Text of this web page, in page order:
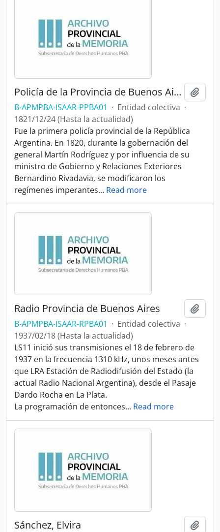
Policía de la Provincia de Buenos Aires
B-APMPBA-ISAAR-PPBA01 · Entidad colectiva ·
1821/12/24 (Hasta la actualidad)
Fue la primera policía provincial de la República
Argentina. En 1820, durante la gobernación del
general Martín Rodríguez y por influencia de su
ministro de Gobierno y Relaciones Exteriores
Bernardino Rivadavia, se modificaron los
regímenes imperantes… Read more
Radio Provincia de Buenos Aires
B-APMPBA-ISAAR-RPBA01 · Entidad colectiva ·
1937/02/18 (Hasta la actualidad)
LS11 inició sus transmisiones el 18 de febrero de
1937 en la frecuencia 1310 kHz,​ unos meses antes
que LRA Estación de Radiodifusión del Estado (la
actual Radio Nacional Argentina), desde el Pasaje
Dardo Rocha en La Plata.
La programación de entonces… Read more
Sánchez, Elvira